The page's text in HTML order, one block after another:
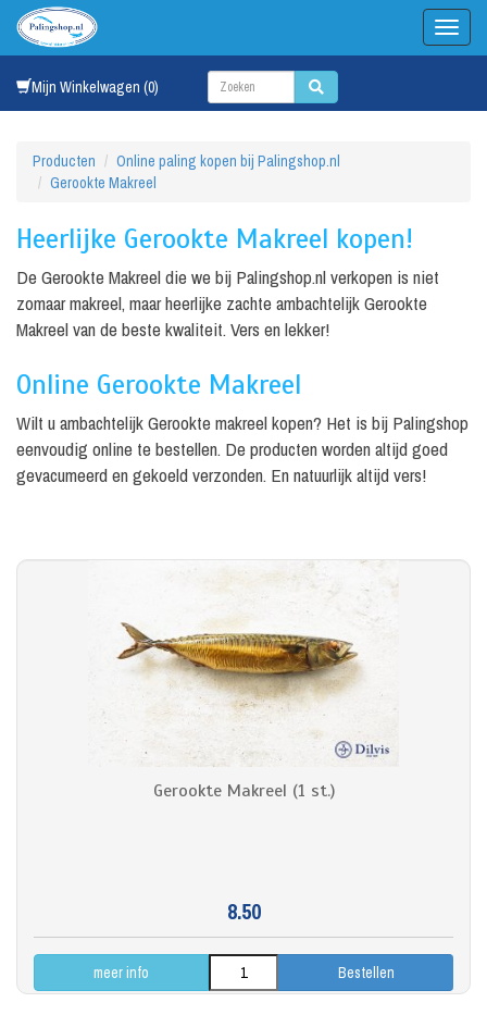
Mijn Winkelwagen (0)
Producten
Online paling kopen bij Palingshop.nl
Gerookte Makreel
Heerlijke Gerookte Makreel kopen!
De Gerookte Makreel die we bij Palingshop.nl verkopen is niet
zomaar makreel, maar heerlijke zachte ambachtelijk Gerookte
Makreel van de beste kwaliteit. Vers en lekker!
Online Gerookte Makreel
Wilt u ambachtelijk Gerookte makreel kopen? Het is bij Palingshop
eenvoudig online te bestellen. De producten worden altijd goed
gevacumeerd en gekoeld verzonden. En natuurlijk altijd vers!
Gerookte Makreel (1 st.)
8.50
meer info